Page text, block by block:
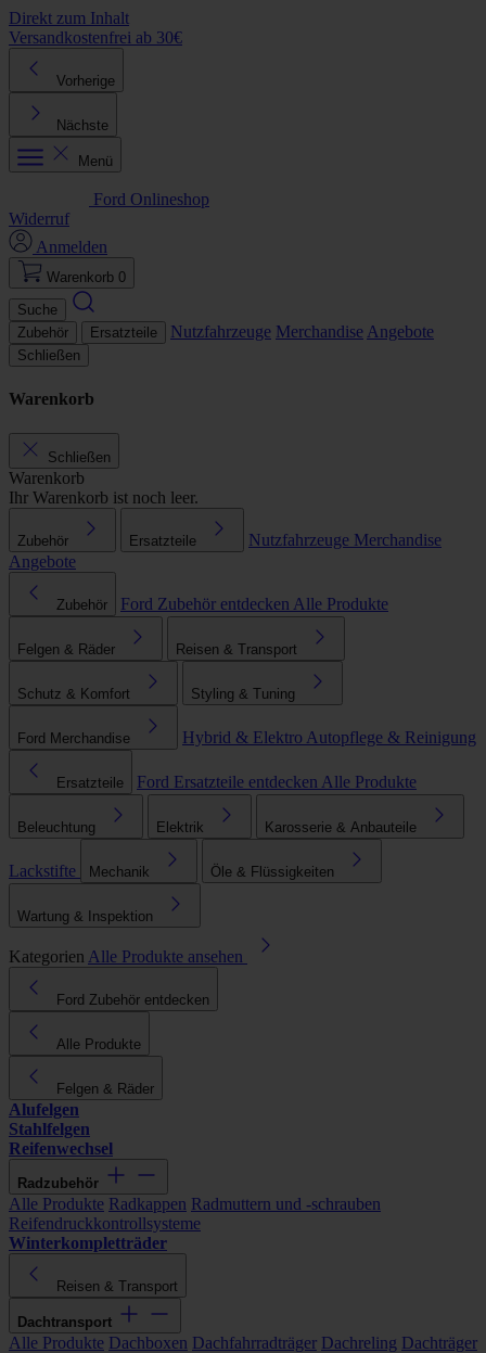
Direkt zum Inhalt
Versandkostenfrei ab 30€
Vorherige
Nächste
Menü
Ford Onlineshop
Widerruf
Anmelden
Warenkorb 0
Suche
Zubehör
Ersatzteile Nutzfahrzeuge Merchandise Angebote
Schließen
Warenkorb
Schließen
Warenkorb
Ihr Warenkorb ist noch leer.
Zubehör Ersatzteile Nutzfahrzeuge Merchandise
Angebote
Zubehör Ford Zubehör entdecken Alle Produkte
Felgen & Räder Reisen & Transport
Schutz & Komfort Styling & Tuning
Ford Merchandise Hybrid & Elektro Autopflege & Reinigung
Ersatzteile Ford Ersatzteile entdecken Alle Produkte
Beleuchtung Elektrik Karosserie & Anbauteile
Lackstifte Mechanik Öle & Flüssigkeiten
Wartung & Inspektion
Kategorien Alle Produkte ansehen
Ford Zubehör entdecken
Alle Produkte
Felgen & Räder
Alufelgen
Stahlfelgen
Reifenwechsel
Radzubehör
Alle Produkte Radkappen Radmuttern und -schrauben
Reifendruckkontrollsysteme
Winterkompletträder
Reisen & Transport
Dachtransport
Alle Produkte Dachboxen Dachfahrradträger Dachreling Dachträger